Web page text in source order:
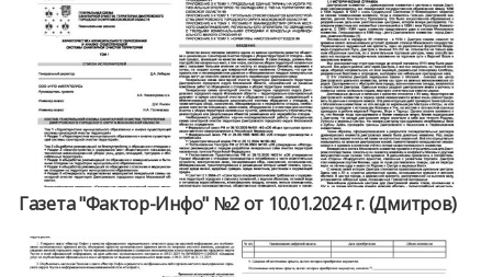
Газета "Фактор-Инфо" №2 от 10.01.2024 г. (Дмитров)